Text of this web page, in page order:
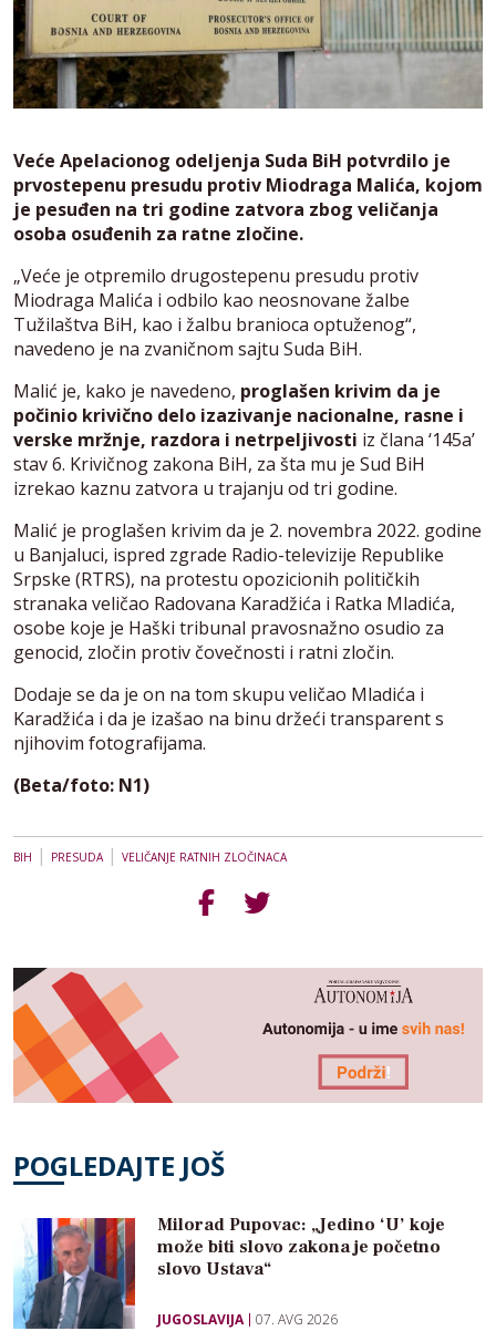
Veće Apelacionog odeljenja Suda BiH potvrdilo je
prvostepenu presudu protiv Miodraga Malića, kojom
je pesuđen na tri godine zatvora zbog veličanja
osoba osuđenih za ratne zločine.
„Veće je otpremilo drugostepenu presudu protiv
Miodraga Malića i odbilo kao neosnovane žalbe
Tužilaštva BiH, kao i žalbu branioca optuženog“,
navedeno je na zvaničnom sajtu Suda BiH.
Malić je, kako je navedeno, proglašen krivim da je
počinio krivično delo izazivanje nacionalne, rasne i
verske mržnje, razdora i netrpeljivosti iz člana ‘145a’
stav 6. Krivičnog zakona BiH, za šta mu je Sud BiH
izrekao kaznu zatvora u trajanju od tri godine.
Malić je proglašen krivim da je 2. novembra 2022. godine
u Banjaluci, ispred zgrade Radio-televizije Republike
Srpske (RTRS), na protestu opozicionih političkih
stranaka veličao Radovana Karadžića i Ratka Mladića,
osobe koje je Haški tribunal pravosnažno osudio za
genocid, zločin protiv čovečnosti i ratni zločin.
Dodaje se da je on na tom skupu veličao Mladića i
Karadžića i da je izašao na binu držeći transparent s
njihovim fotografijama.
(Beta/foto: N1)
BIH | PRESUDA| VELIČANJE RATNIH ZLOČINACA
POGLEDAJTE JOŠ
Milorad Pupovac: „Jedino ‘U’ koje
može biti slovo zakona je početno
slovo Ustava“
JUGOSLAVIJA 07. AVG 2026